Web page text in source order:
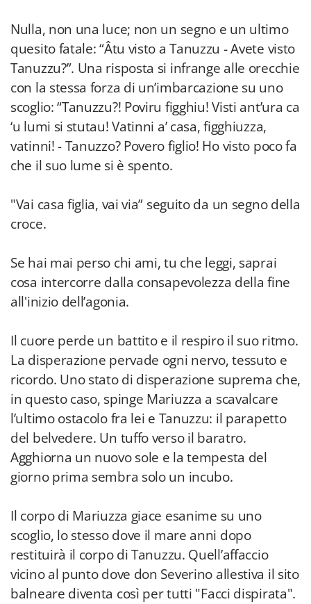
Nulla, non una luce; non un segno e un ultimo
quesito fatale: “Âtu visto a Tanuzzu - Avete visto
Tanuzzu?”. Una risposta si infrange alle orecchie
con la stessa forza di un’imbarcazione su uno
scoglio: “Tanuzzu?! Poviru figghiu! Visti ant’ura ca
‘u lumi si stutau! Vatinni a’ casa, figghiuzza,
vatinni! - Tanuzzo? Povero figlio! Ho visto poco fa
che il suo lume si è spento.
"Vai casa figlia, vai via” seguito da un segno della
croce.
Se hai mai perso chi ami, tu che leggi, saprai
cosa intercorre dalla consapevolezza della fine
all'inizio dell’agonia.
Il cuore perde un battito e il respiro il suo ritmo.
La disperazione pervade ogni nervo, tessuto e
ricordo. Uno stato di disperazione suprema che,
in questo caso, spinge Mariuzza a scavalcare
l’ultimo ostacolo fra lei e Tanuzzu: il parapetto
del belvedere. Un tuffo verso il baratro.
Agghiorna un nuovo sole e la tempesta del
giorno prima sembra solo un incubo.
Il corpo di Mariuzza giace esanime su uno
scoglio, lo stesso dove il mare anni dopo
restituirà il corpo di Tanuzzu. Quell’affaccio
vicino al punto dove don Severino allestiva il sito
balneare diventa così per tutti "Facci dispirata".